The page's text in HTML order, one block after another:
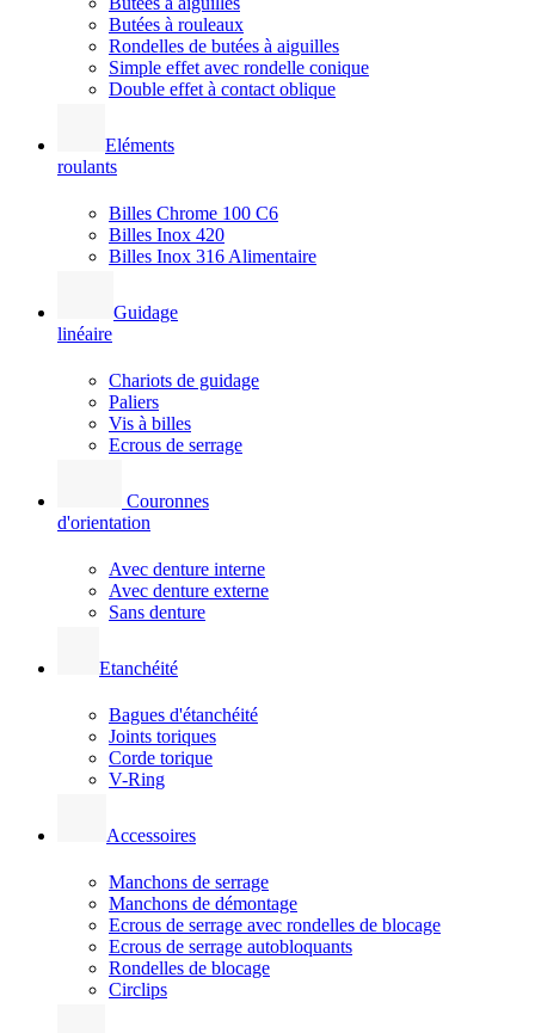
Butées à rouleaux
Rondelles de butées à aiguilles
Simple effet avec rondelle conique
Double effet à contact oblique
Eléments
roulants
Billes Chrome 100 C6
Billes Inox 420
Billes Inox 316 Alimentaire
Guidage
linéaire
Chariots de guidage
Paliers
Vis à billes
Ecrous de serrage
Couronnes
d'orientation
Avec denture interne
Avec denture externe
Sans denture
Etanchéité
Bagues d'étanchéité
Joints toriques
Corde torique
V-Ring
Accessoires
Manchons de serrage
Manchons de démontage
Ecrous de serrage avec rondelles de blocage
Ecrous de serrage autobloquants
Rondelles de blocage
Circlips